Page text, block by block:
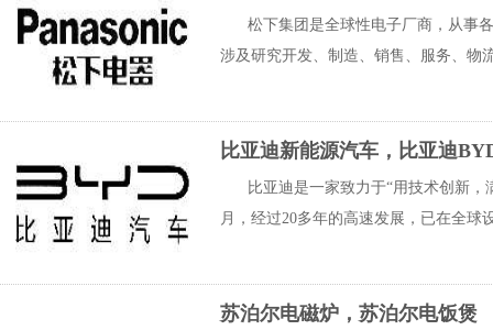
松下集团是全球性电子厂商，从事
涉及研究开发、制造、销售、服务、物
比亚迪新能源汽车，比亚迪
比亚迪是一家致力于“用技术创新
月，经过20多年的高速发展，已在全球
苏泊尔电磁炉，苏泊尔电饭煲